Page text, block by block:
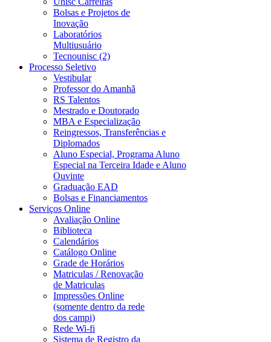
Bolsas e Projetos de
Inovação
Laboratórios
Multiusuário
Tecnounisc (2)
Processo Seletivo
Vestibular
Professor do Amanhã
RS Talentos
Mestrado e Doutorado
MBA e Especialização
Reingressos, Transferências e
Diplomados
Aluno Especial, Programa Aluno
Especial na Terceira Idade e Aluno
Ouvinte
Graduação EAD
Bolsas e Financiamentos
Serviços Online
Avaliação Online
Biblioteca
Calendários
Catálogo Online
Grade de Horários
Matriculas / Renovação
de Matriculas
Impressões Online
(somente dentro da rede
dos campi)
Rede Wi-fi
Sistema de Registro da